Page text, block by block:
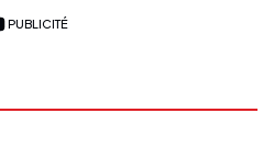
PUBLICITÉ